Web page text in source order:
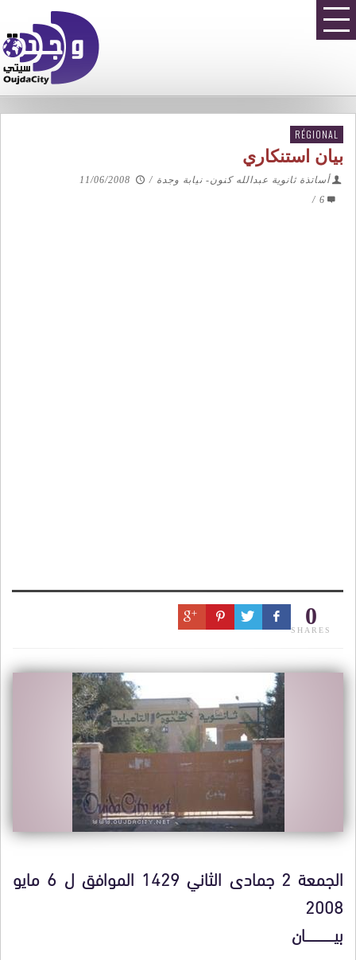
RÉGIONAL
بيان استنكاري
أساتذة ثانوية عبدالله كنون- نيابة وجدة /
11/06/2008
6
/
0
SHARES
الجمعة 2 جمادى الثاني 1429 الموافق ل 6 مايو
2008
بيــــــــــــــــــان